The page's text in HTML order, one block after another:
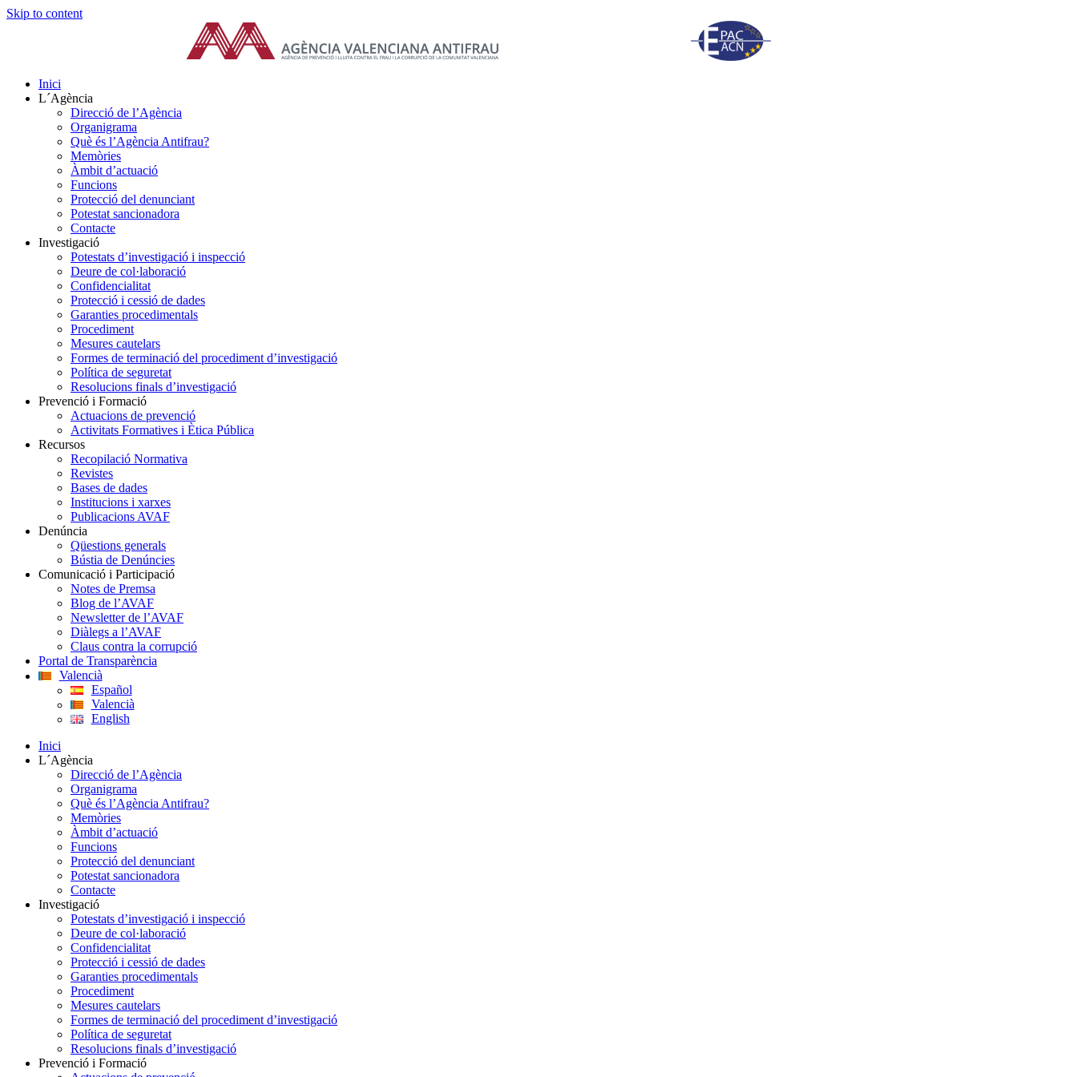
Skip to content
Inici
L´Agència
Direcció de l’Agència
Organigrama
Què és l’Agència Antifrau?
Memòries
Àmbit d’actuació
Funcions
Protecció del denunciant
Potestat sancionadora
Contacte
Investigació
Potestats d’investigació i inspecció
Deure de col·laboració
Confidencialitat
Protecció i cessió de dades
Garanties procedimentals
Procediment
Mesures cautelars
Formes de terminació del procediment d’investigació
Política de seguretat
Resolucions finals d’investigació
Prevenció i Formació
Actuacions de prevenció
Activitats Formatives i Ètica Pública
Recursos
Recopilació Normativa
Revistes
Bases de dades
Institucions i xarxes
Publicacions AVAF
Denúncia
Qüestions generals
Bústia de Denúncies
Comunicació i Participació
Notes de Premsa
Blog de l’AVAF
Newsletter de l’AVAF
Diàlegs a l’AVAF
Claus contra la corrupció
Portal de Transparència
Valencià
Español
Valencià
English
Inici
L´Agència
Direcció de l’Agència
Organigrama
Què és l’Agència Antifrau?
Memòries
Àmbit d’actuació
Funcions
Protecció del denunciant
Potestat sancionadora
Contacte
Investigació
Potestats d’investigació i inspecció
Deure de col·laboració
Confidencialitat
Protecció i cessió de dades
Garanties procedimentals
Procediment
Mesures cautelars
Formes de terminació del procediment d’investigació
Política de seguretat
Resolucions finals d’investigació
Prevenció i Formació